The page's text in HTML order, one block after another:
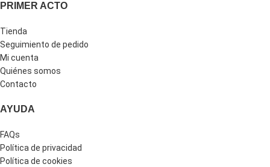
PRIMER ACTO
Tienda
Seguimiento de pedido
Mi cuenta
Quiénes somos
Contacto
AYUDA
FAQs
Política de privacidad
Política de cookies